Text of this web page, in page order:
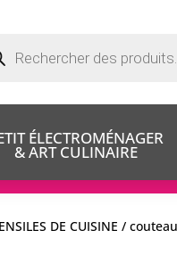
ÉLECTROMÉNAGER
& ART CULINAIRE
DE CUISINE /